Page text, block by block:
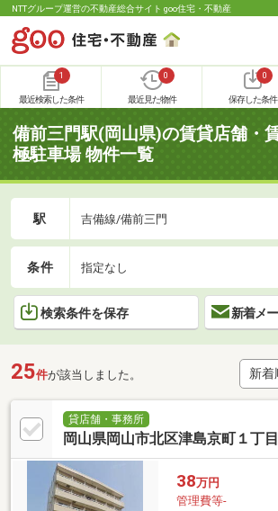
NTTグループ運営の不動産総合サイト goo住宅・不動産
1
最近検索した条件
0
最近見た物件
0
保存した条件
備前三門駅(岡山県)の賃貸店舗・
極駐車場 物件一覧
駅 吉備線/備前三門
条件 指定なし
検索条件を保存 新着メ
25件が該当しました。
貸店舗・事務所
岡山県岡山市北区津島京町１丁目
38万円
管理費等-